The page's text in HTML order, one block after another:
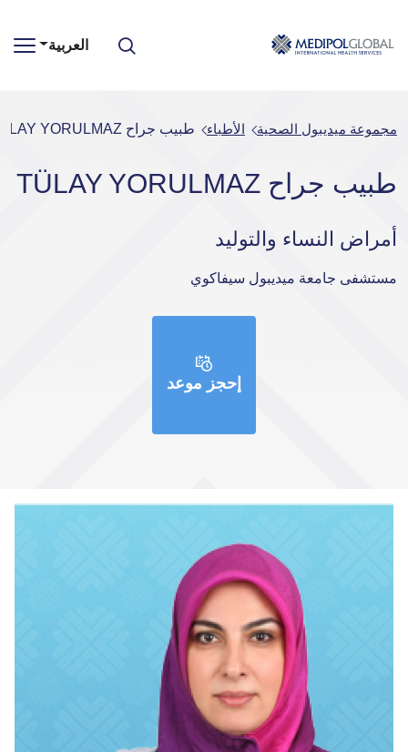
العربية
مجموعة ميديبول الصحية الأطباء طبيب جراح TÜLAY YORULMAZ
طبيب جراح TÜLAY YORULMAZ
أمراض النساء والتوليد
مستشفى جامعة ميديبول سيفاكوي
إحجز موعد